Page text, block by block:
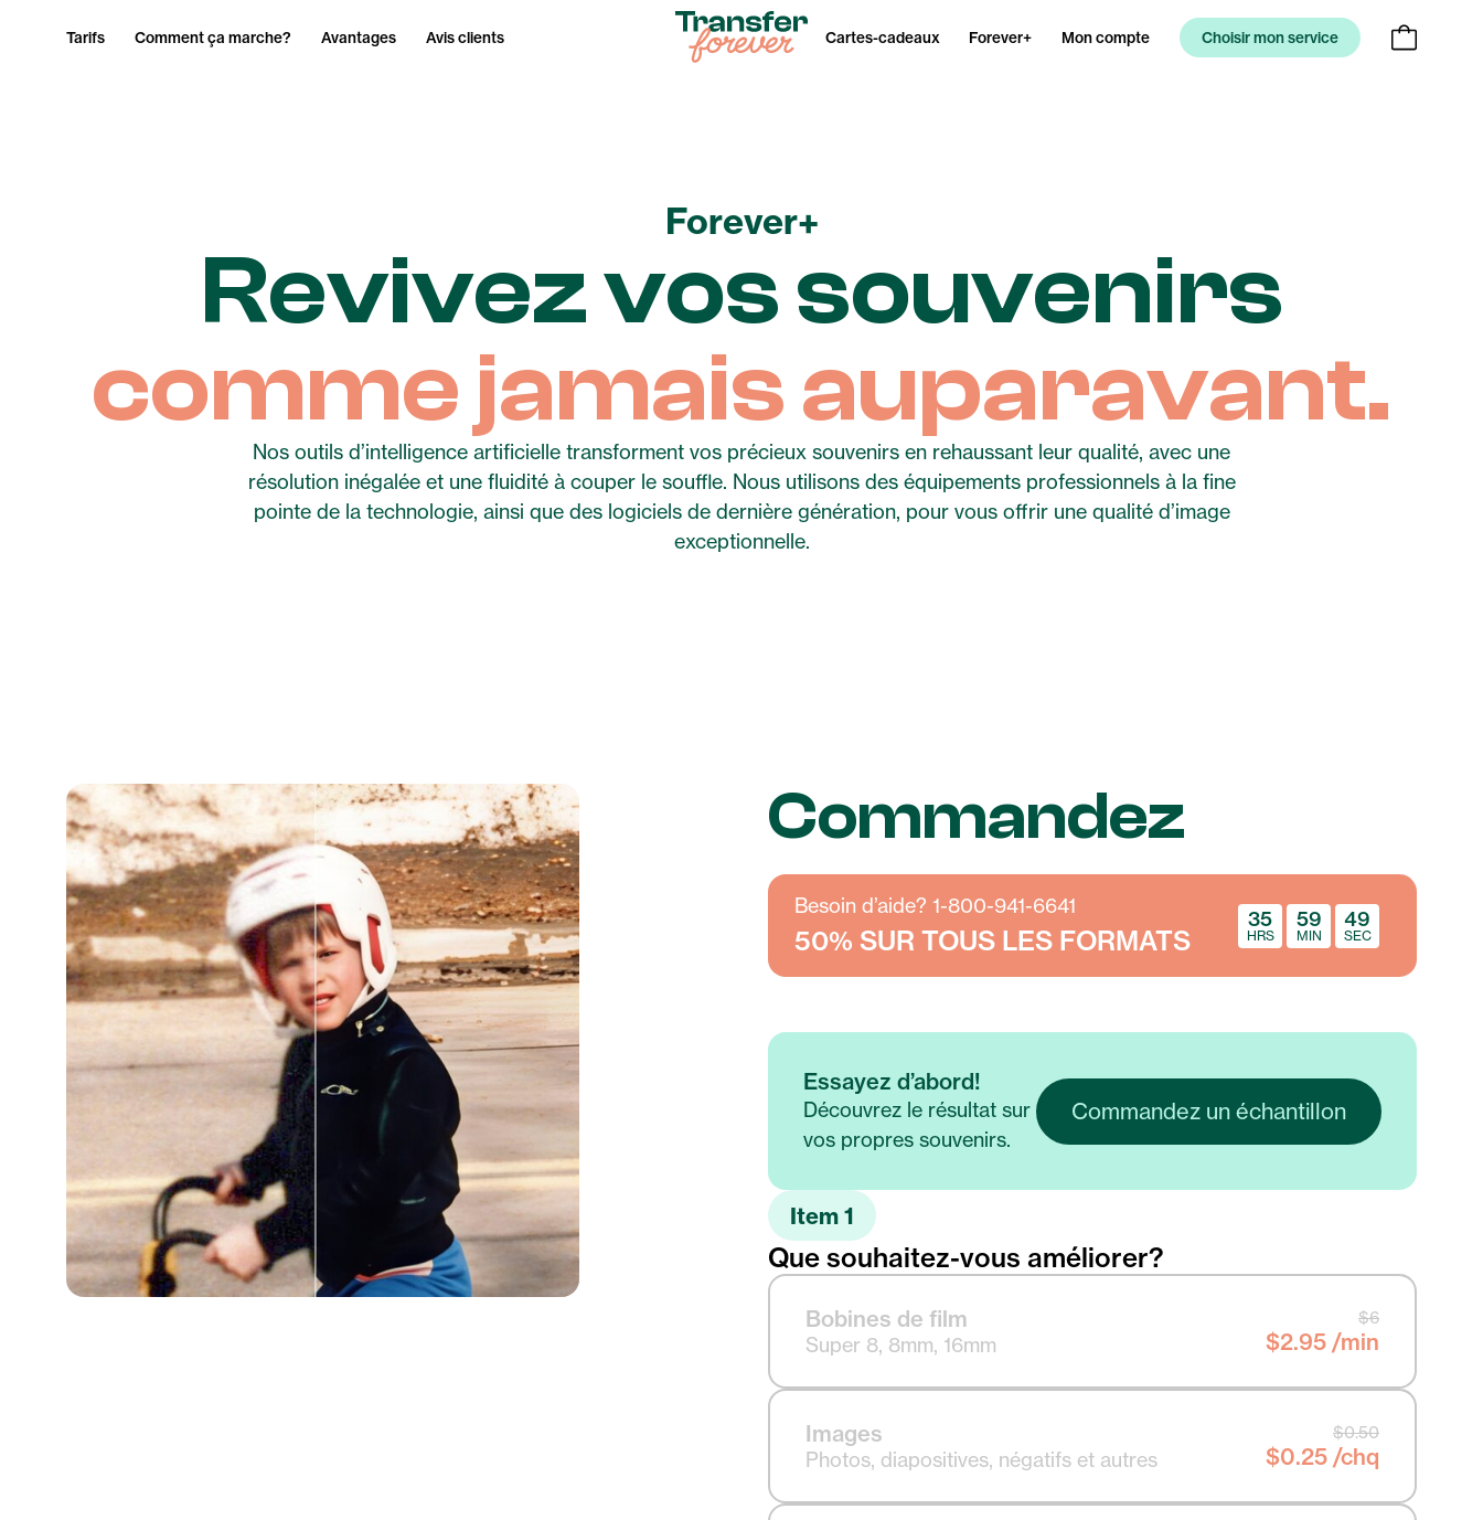
Tarifs Comment ça marche? Avantages Avis clients Cartes-cadeaux Forever+ Mon compte Choisir mon service
Forever+
Revivez vos souvenirs
comme jamais auparavant.
Nos outils d’intelligence artificielle transforment vos précieux souvenirs en rehaussant leur qualité, avec une
résolution inégalée et une fluidité à couper le souffle. Nous utilisons des équipements professionnels à la fine
pointe de la technologie, ainsi que des logiciels de dernière génération, pour vous offrir une qualité d’image
exceptionnelle.
Commandez
Besoin d’aide? 1-800-941-6641
50% SUR TOUS LES FORMATS
35
HRS
59
MIN
48
SEC
Essayez d’abord!
Découvrez le résultat sur
vos propres souvenirs.
Commandez un échantillon
Item1
Que souhaitez-vous améliorer?
Bobines de film
Super 8, 8mm, 16mm
$6
$2.95 /min
Images
Photos, diapositives, négatifs et autres
$0.50
$0.25 /chq